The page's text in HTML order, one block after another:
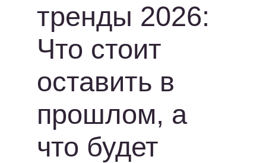
тренды 2026:
Что стоит
оставить в
прошлом, а
что будет